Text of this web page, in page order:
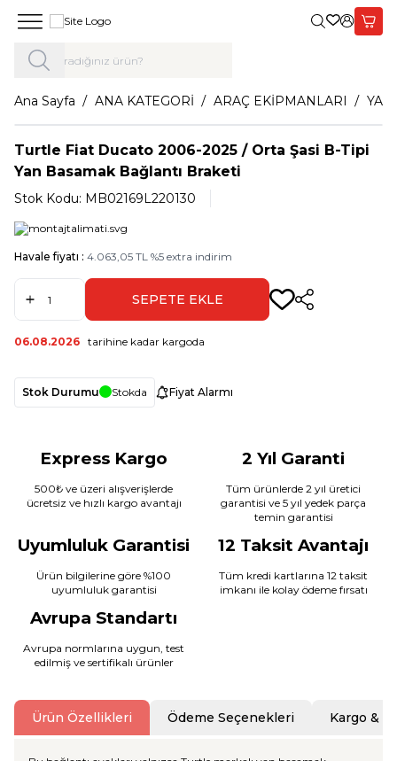
Giriş Yap,
Ana Sayfa ANA KATEGORİ ARAÇ EKİPMANLARI
Turtle Fiat Ducato 2006-2025 / Orta Şasi B-Tipi
Yan Basamak Bağlantı Braketi
Stok Kodu: MB02169L220130
Havale fiyatı : 4.063,05 TL %5 extra indirim
SEPETE EKLE Paylaş
06.08.2026 tarihine kadar kargoda
Stok Durumu Stokda Fiyat Alarmı
Express Kargo
500₺ ve üzeri alışverişlerde
ücretsiz ve hızlı kargo avantajı
2 Yıl Garanti
Tüm ürünlerde 2 yıl üretici
garantisi ve 5 yıl yedek parça
temin garantisi
Uyumluluk Garantisi
Ürün bilgilerine göre %100
uyumluluk garantisi
12 Taksit Avantajı
Tüm kredi kartlarına 12 taksit
imkanı ile kolay ödeme fırsatı
Avrupa Standartı
Avrupa normlarına uygun, test
edilmiş ve sertifikalı ürünler
Ürün Özellikleri Ödeme Seçenekleri Kargo &